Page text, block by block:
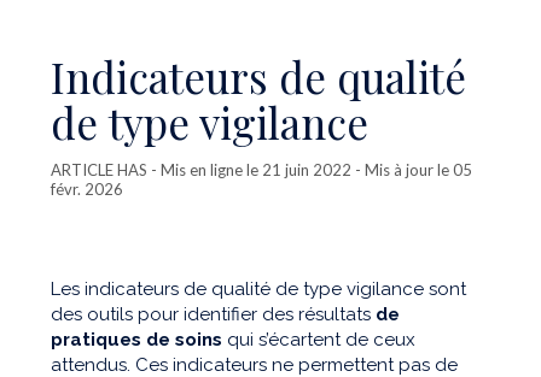
Indicateurs de qualité
de type vigilance
ARTICLE HAS - Mis en ligne le 21 juin 2022 - Mis à jour le 05
févr. 2026
Les indicateurs de qualité de type vigilance sont
des outils pour identifier des résultats de
pratiques de soins qui s’écartent de ceux
attendus. Ces indicateurs ne permettent pas de